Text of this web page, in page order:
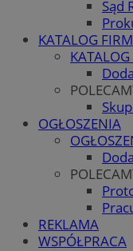
Sąd
KATALOG FIRM
OGŁOSZENIA
REKLAMA
WSPÓŁPRACA